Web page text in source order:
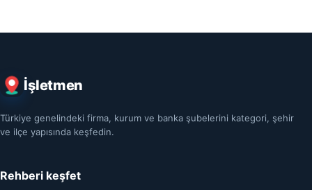
İşletmen
Türkiye genelindeki firma, kurum ve banka şubelerini kategori, şehir
ve ilçe yapısında keşfedin.
Rehberi keşfet